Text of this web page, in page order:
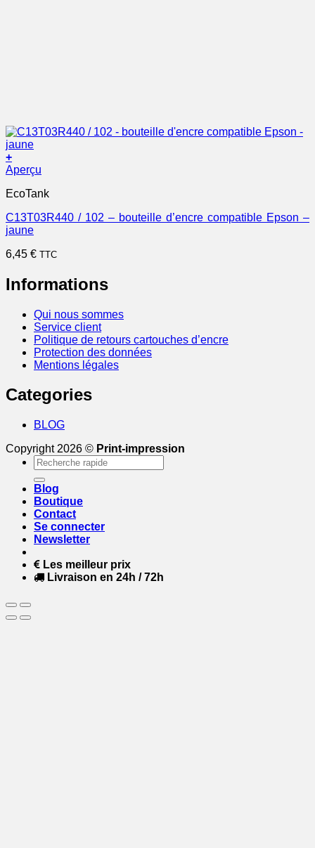
+
Aperçu
EcoTank
C13T03R440 / 102 – bouteille d’encre compatible Epson –
jaune
6,45 € TTC
Informations
Qui nous sommes
Service client
Politique de retours cartouches d’encre
Protection des données
Mentions légales
Categories
BLOG
Copyright 2026 © Print-impression
Recherche
pour :
Blog
Boutique
Contact
Se connecter
Newsletter
Les meilleur prix
Livraison en 24h / 72h